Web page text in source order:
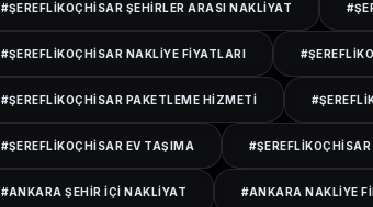
#ŞEREFLIKOÇHISAR ŞEHIRLER ARASI NAKLIYAT #
#ŞEREFLIKOÇHISAR NAKLIYE FIYATLARI #
#ŞEREFLIKOÇHISAR PAKETLEME HIZMETI #
#ŞEREFLIKOÇHISAR EV TAŞIMA #
#ANKARA ŞEHIR IÇI NAKLIYAT #ANKARA NAKLIYE